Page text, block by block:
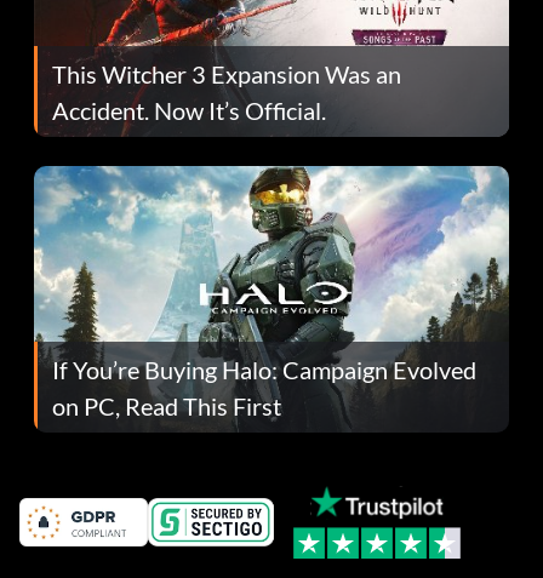
This Witcher 3 Expansion Was an
Accident. Now It’s Official.
If You’re Buying Halo: Campaign Evolved
on PC, Read This First